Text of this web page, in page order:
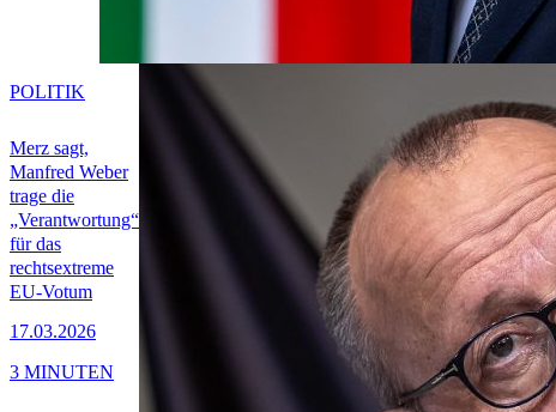
Merz sagt,
Manfred Weber
trage die
„Verantwortung“
für das
rechtsextreme
EU-Votum
17.03.2026
POLITIK
3 MINUTEN